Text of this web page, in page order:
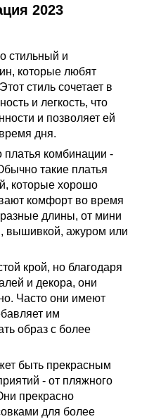
2023
стильный и
которые любят
стиль сочетает в
и легкость, что
и позволяет ей
дня.
платья комбинации -
такие платья
которые хорошо
комфорт во время
длины, от мини
вышивкой, ажуром или
крой, но благодаря
и декора, они
Часто они имеют
им
образ с более
быть прекрасным
- от пляжного
прекрасно
для более